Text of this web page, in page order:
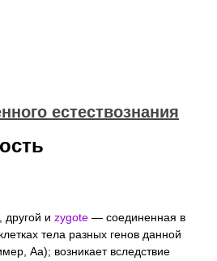
естествознания
и zygote — соединенная в
тела разных генов данной
Аа); возникает вследствие